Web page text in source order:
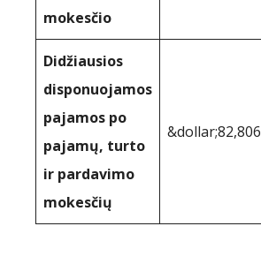
mokesčio
Didžiausios
disponuojamos
pajamos po
pajamų, turto
ir pardavimo
mokesčių
&dollar;82,806